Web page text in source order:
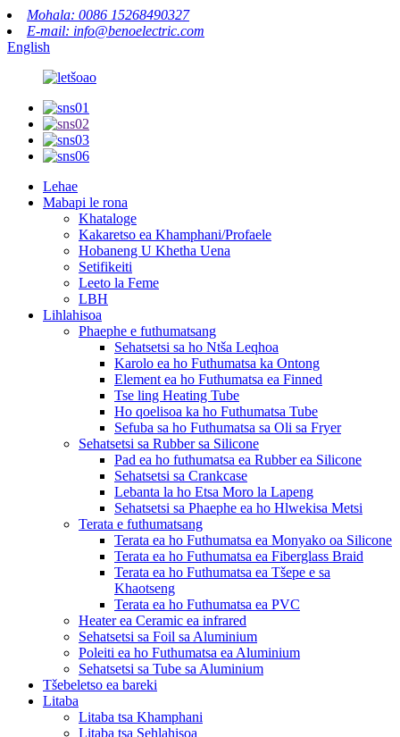
Mohala: 0086 15268490327
E-mail: info@benoelectric.com
English
Lehae
Mabapi le rona
Khataloge
Kakaretso ea Khamphani/Profaele
Hobaneng U Khetha Uena
Setifikeiti
Leeto la Feme
LBH
Lihlahisoa
Phaephe e futhumatsang
Sehatsetsi sa ho Ntša Leqhoa
Karolo ea ho Futhumatsa ka Ontong
Element ea ho Futhumatsa ea Finned
Tse ling Heating Tube
Ho qoelisoa ka ho Futhumatsa Tube
Sefuba sa ho Futhumatsa sa Oli sa Fryer
Sehatsetsi sa Rubber sa Silicone
Pad ea ho futhumatsa ea Rubber ea Silicone
Sehatsetsi sa Crankcase
Lebanta la ho Etsa Moro la Lapeng
Sehatsetsi sa Phaephe ea ho Hlwekisa Metsi
Terata e futhumatsang
Terata ea ho Futhumatsa ea Monyako oa Silicone
Terata ea ho Futhumatsa ea Fiberglass Braid
Terata ea ho Futhumatsa ea Tšepe e sa
Khaotseng
Terata ea ho Futhumatsa ea PVC
Heater ea Ceramic ea infrared
Sehatsetsi sa Foil sa Aluminium
Poleiti ea ho Futhumatsa ea Aluminium
Sehatsetsi sa Tube sa Aluminium
Tšebeletso ea bareki
Litaba
Litaba tsa Khamphani
Litaba tsa Sehlahisoa